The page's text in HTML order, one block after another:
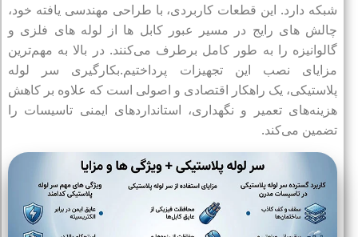
شبکه دارد. این قطعات کاربردی، با طراحی مهندسی‌ یافته خود،
چالش‌ های رایج در مسیر عبور کابل‌ ها از لوله‌ های فلزی و
گالوانیزه را به طور کامل برطرف می‌کنند. در بالا به مهم‌ترین
مزایای نصب این تجهیزات پرداختیم.بکارگیری سر لوله
پلاستیکی، یک راهکار اقتصادی و اصولی است که علاوه بر کاهش
هزینه‌های تعمیر و نگهداری، استانداردهای ایمنی تاسیسات را
تضمین می‌کند.